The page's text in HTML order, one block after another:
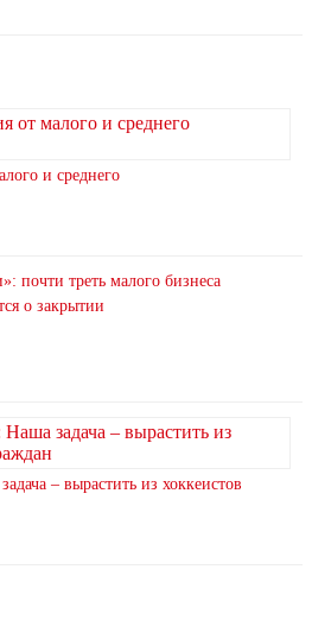
и среднего
почти треть малого бизнеса
о закрытии
– вырастить из хоккеистов